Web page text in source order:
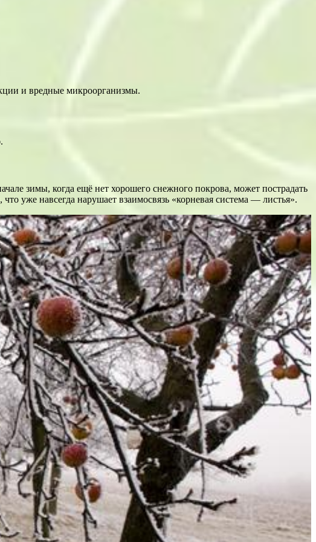
и вредные микроорганизмы.
зимы, когда ещё нет хорошего снежного покрова, может пострадать
уже навсегда нарушает взaимосвязь «корневая система — листья».